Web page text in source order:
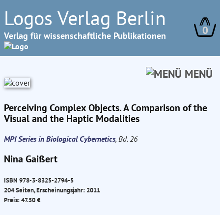
Logos Verlag Berlin
Verlag für wissenschaftliche Publikationen 0
MENÜ
Perceiving Complex Objects. A Comparison of the
Visual and the Haptic Modalities
MPI Series in Biological Cybernetics, Bd. 26
Nina Gaißert
ISBN 978-3-8325-2794-5
204 Seiten, Erscheinungsjahr: 2011
Preis: 47.50 €